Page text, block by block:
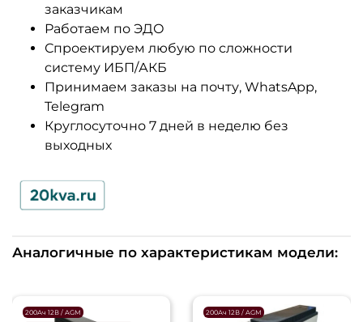
заказчикам
Работаем по ЭДО
Спроектируем любую по сложности
систему ИБП/АКБ
Принимаем заказы на почту, WhatsApp,
Telegram
Круглосуточно 7 дней в неделю без
выходных
Аналогичные по характеристикам модели:
200Ач 12В / AGM
200Ач 12В / AGM